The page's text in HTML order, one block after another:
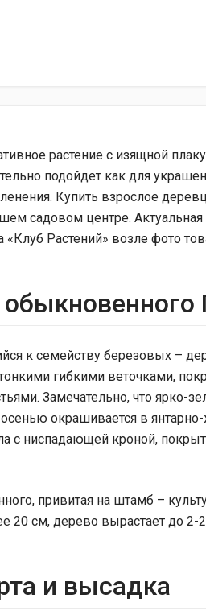
растение с изящной
подойдет как для
Купить взрослое
садовом центре.
Растений» возле фото
к семейству березовых –
гибкими веточками,
Замечательно, что ярко-
окрашивается в
с ниспадающей кроной,
привитая на штамб –
20 см, дерево вырастает до 2-
и высадка